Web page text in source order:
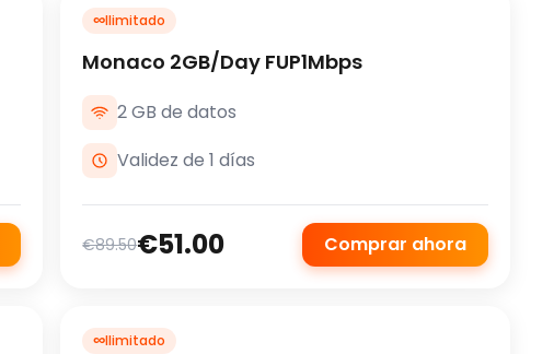
∞Ilimitado
Monaco 2GB/Day FUP1Mbps
2 GB de datos
Validez de 1 días
€89.50€51.00 Comprar ahora
∞Ilimitado